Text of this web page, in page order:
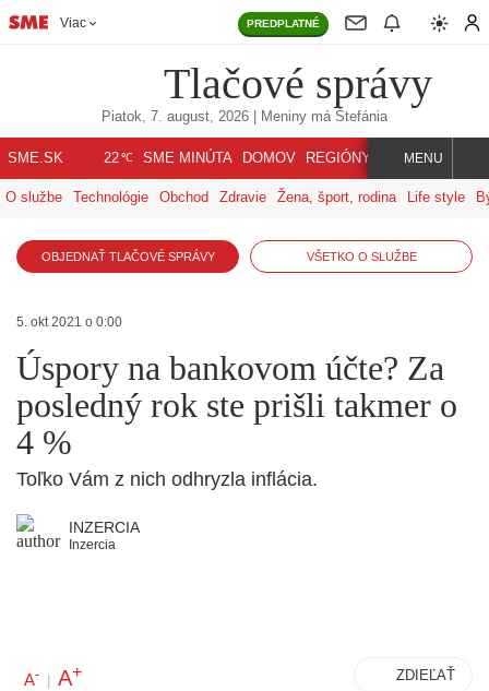
Viac PREDPLATNÉ
Tlačové správy
Piatok, 7. august, 2026 | Meniny má Štefánia
SME.SK 22℃ SME MINÚTA DOMOV REGIÓNY INDEX SVET
MENU
O službe Technológie Obchod Zdravie Žena, šport, rodina Life style
OBJEDNAŤ TLAČOVÉ SPRÁVY VŠETKO O SLUŽBE
5. okt 2021 o 0:00
Úspory na bankovom účte? Za
posledný rok ste prišli takmer o
4 %
Toľko Vám z nich odhryzla inflácia.
INZERCIA
Inzercia
A- | A+ ZDIEĽAŤ